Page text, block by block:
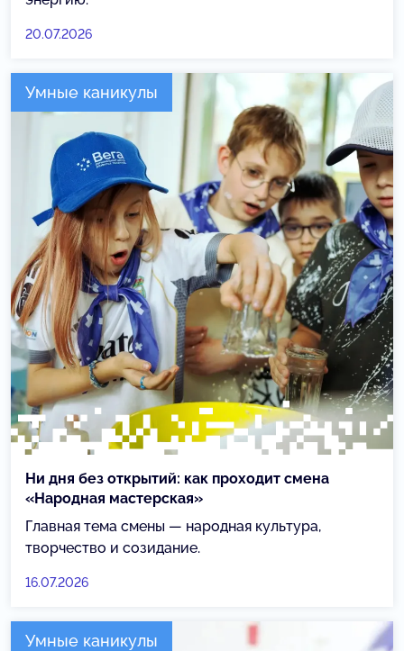
20.07.2026
Умные каникулы
Ни дня без открытий: как проходит смена
«Народная мастерская»
Главная тема смены — народная культура,
творчество и созидание.
16.07.2026
Умные каникулы